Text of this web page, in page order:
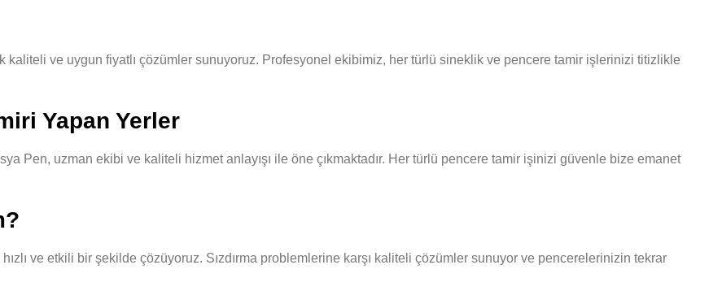
kaliteli ve uygun fiyatlı çözümler sunuyoruz. Profesyonel ekibimiz, her türlü sineklik ve pencere tamir işlerinizi titizlikle
Yapan Yerler
Pen, uzman ekibi ve kaliteli hizmet anlayışı ile öne çıkmaktadır. Her türlü pencere tamir işinizi güvenle bize emanet
ve etkili bir şekilde çözüyoruz. Sızdırma problemlerine karşı kaliteli çözümler sunuyor ve pencerelerinizin tekrar